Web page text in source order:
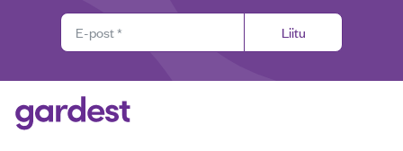
Liitu